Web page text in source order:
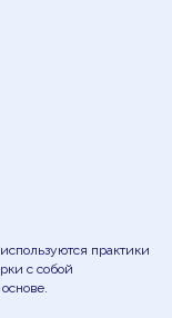
практики
с собой